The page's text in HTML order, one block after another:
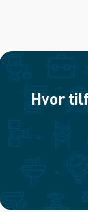
Hvor